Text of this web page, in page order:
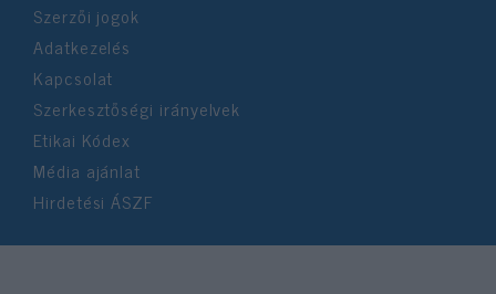
Szerzői jogok
Adatkezelés
Kapcsolat
Szerkesztőségi irányelvek
Etikai Kódex
Média ajánlat
Hirdetési ÁSZF